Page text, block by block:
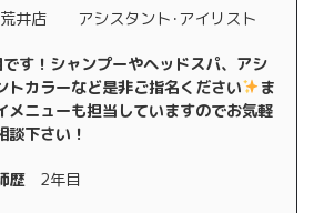
井店 アシスタント･アイリスト
す！シャンプーやヘッドスパ、アシ
トカラーなど是非ご指名ください
ま
メニューも担当していますのでお気軽
談下さい！
歴2年目